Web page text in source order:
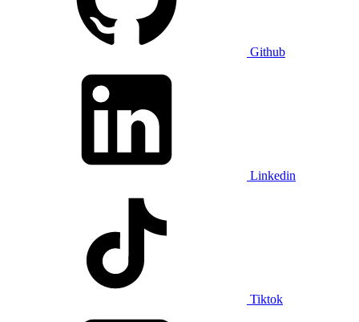
Github
Linkedin
Tiktok